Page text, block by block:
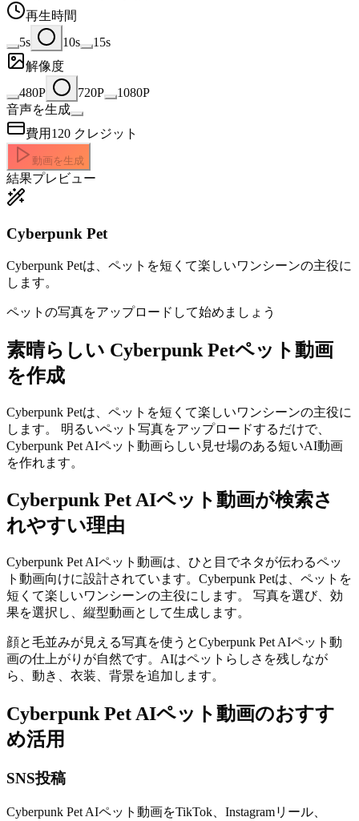
再生時間
5s
10s
15s
解像度
480P
720P
1080P
音声を生成
費用 120 クレジット
動画を生成
結果プレビュー
Cyberpunk Pet
Cyberpunk Petは、ペットを短くて楽しいワンシーンの主役に
します。
ペットの写真をアップロードして始めましょう
素晴らしい Cyberpunk Petペット動画
を作成
Cyberpunk Petは、ペットを短くて楽しいワンシーンの主役に
します。 明るいペット写真をアップロードするだけで、
Cyberpunk Pet AIペット動画らしい見せ場のある短いAI動画
を作れます。
Cyberpunk Pet AIペット動画が検索さ
れやすい理由
Cyberpunk Pet AIペット動画は、ひと目でネタが伝わるペッ
ト動画向けに設計されています。Cyberpunk Petは、ペットを
短くて楽しいワンシーンの主役にします。 写真を選び、効
果を選択し、縦型動画として生成します。
顔と毛並みが見える写真を使うとCyberpunk Pet AIペット動
画の仕上がりが自然です。AIはペットらしさを残しなが
ら、動き、衣装、背景を追加します。
Cyberpunk Pet AIペット動画のおすす
め活用
SNS投稿
Cyberpunk Pet AIペット動画をTikTok、Instagramリール、